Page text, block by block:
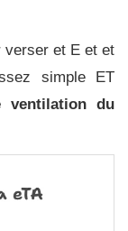
verser et E et et
simple ET
ventilation du